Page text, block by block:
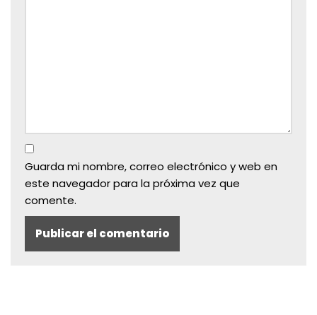
Guarda mi nombre, correo electrónico y web en
este navegador para la próxima vez que
comente.